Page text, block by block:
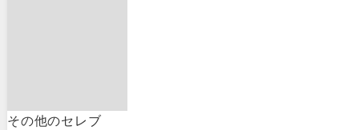
その他のセレブ